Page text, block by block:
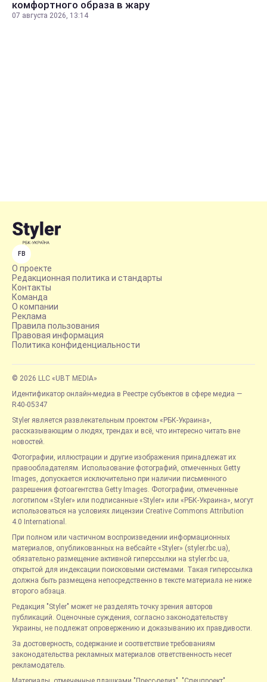
комфортного образа в жару
07 августа 2026, 13:14
FB
О проекте
Редакционная политика и стандарты
Контакты
Команда
О компании
Реклама
Правила пользования
Правовая информация
Политика конфиденциальности
© 2026 LLC «UBT MEDIA»
Идентификатор онлайн-медиа в Реестре субъектов в сфере медиа —
R40-05347
Styler является развлекательным проектом «РБК-Украина»,
рассказывающим о людях, трендах и всё, что интересно читать вне
новостей.
Фотографии, иллюстрации и другие изображения принадлежат их
правообладателям. Использование фотографий, отмеченных Getty
Images, допускается исключительно при наличии письменного
разрешения фотоагентства Getty Images. Фотографии, отмеченные
логотипом «Styler» или подписанные «Styler» или «РБК-Украина», могут
использоваться на условиях лицензии Creative Commons Attribution
4.0 International.
При полном или частичном воспроизведении информационных
материалов, опубликованных на вебсайте «Styler» (styler.rbc.ua),
обязательно размещение активной гиперссылки на styler.rbc.ua,
открытой для индексации поисковыми системами. Такая гиперссылка
должна быть размещена непосредственно в тексте материала не ниже
второго абзаца.
Редакция "Styler" может не разделять точку зрения авторов
публикаций. Оценочные суждения, согласно законодательству
Украины, не подлежат опровержению и доказыванию их правдивости.
За достоверность, содержание и соответствие требованиям
законодательства рекламных материалов ответственность несет
рекламодатель.